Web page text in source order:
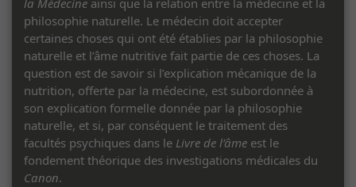
la Médecine ainsi que la relation entre la médecine et la
philosophie naturelle. Le médecin doit accepter
certaines choses qui ont été établies par la philosophie
naturelle et l’âme nutritive fait partie de ces choses. La
question est de savoir si l’explication mécanique de la
nutrition, offerte par la médecine, est subordonnée à
son explication formelle donnée par la philosophie
naturelle, et si, par conséquent le traitement des
facultés psychiques dans le Livre de l’âme est le
fondement théorique des investigations médicales du
Canon.